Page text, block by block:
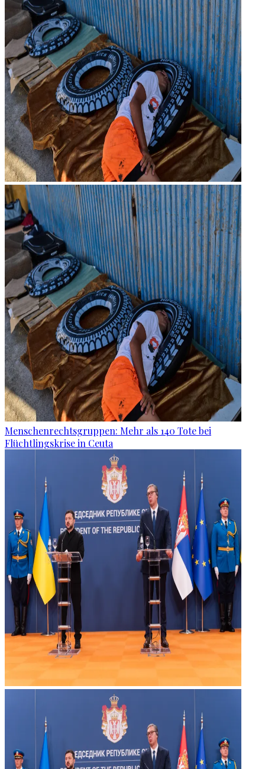
Menschenrechtsgruppen: Mehr als 140 Tote bei
Flüchtlingskrise in Ceuta